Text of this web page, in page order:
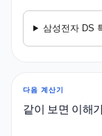
삼성전자 DS
다음 계산기
같이 보면 이해